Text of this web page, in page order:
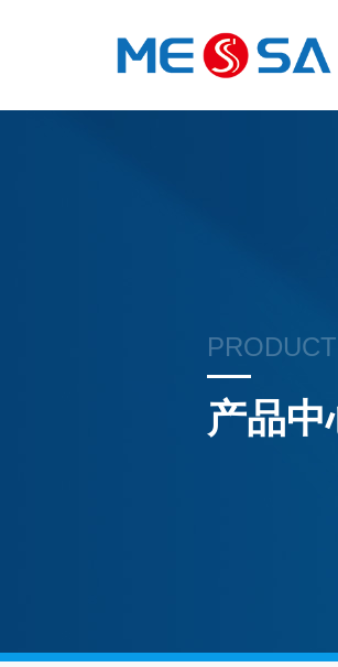
PRODUCT
产品中